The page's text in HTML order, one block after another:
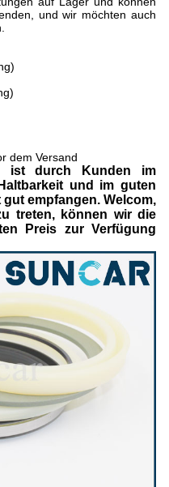
und wir möchten auch
dem Versand
ist durch Kunden im
und im guten
empfangen. Welcom,
treten, können wir die
Preis zur Verfügung